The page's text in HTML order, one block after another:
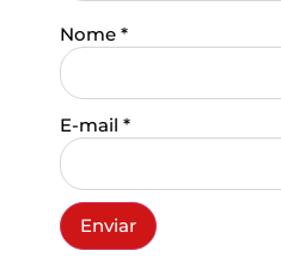
Nome *
E-mail *